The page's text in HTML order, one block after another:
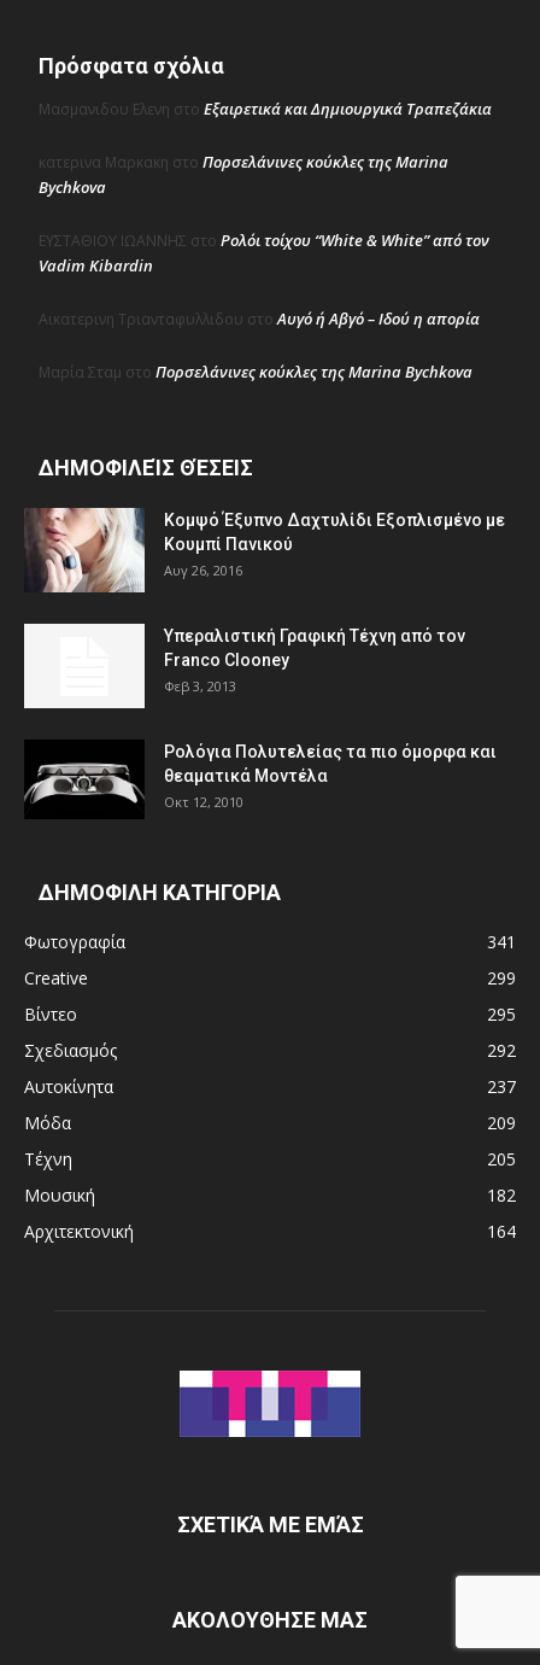
Πρόσφατα σχόλια
Μασμανιδου Ελενη στο Εξαιρετικά και Δημιουργικά Τραπεζάκια
κατερινα Μαρκακη στο Πορσελάνινες κούκλες της Marina
Bychkova
ΕΥΣΤΑΘΙΟΥ ΙΩΑΝΝΗΣ στο Ρολόι τοίχου “White & White” από τον
Vadim Kibardin
Αικατερινη Τριανταφυλλιδου στοΑυγό ή Αβγό – Ιδού η απορία
Μαρία Σταμ στο Πορσελάνινες κούκλες της Marina Bychkova
ΔΗΜΟΦΙΛΕΊΣ ΘΈΣΕΙΣ
Κομψό Έξυπνο Δαχτυλίδι Εξοπλισμένο με
Κουμπί Πανικού
Αυγ 26, 2016
Υπεραλιστική Γραφική Τέχνη από τον
Franco Clooney
Φεβ 3, 2013
Ρολόγια Πολυτελείας τα πιο όμορφα και
θεαματικά Μοντέλα
Οκτ 12, 2010
ΔΗΜΟΦΙΛΗ ΚΑΤΗΓΟΡΙΑ
Φωτογραφία
341
Creative
299
Βίντεο
295
Σχεδιασμός
292
Αυτοκίνητα
237
Μόδα
209
Τέχνη
205
Μουσική
182
Αρχιτεκτονική
164
ΣΧΕΤΙΚΆ ΜΕ ΕΜΆΣ
ΑΚΟΛΟΥΘΗΣΕ ΜΑΣ